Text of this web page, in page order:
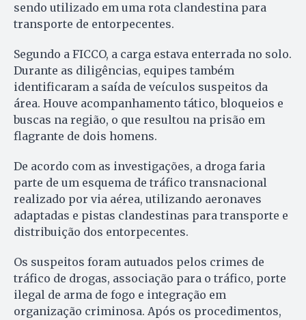
sendo utilizado em uma rota clandestina para
transporte de entorpecentes.
Segundo a FICCO, a carga estava enterrada no solo.
Durante as diligências, equipes também
identificaram a saída de veículos suspeitos da
área. Houve acompanhamento tático, bloqueios e
buscas na região, o que resultou na prisão em
flagrante de dois homens.
De acordo com as investigações, a droga faria
parte de um esquema de tráfico transnacional
realizado por via aérea, utilizando aeronaves
adaptadas e pistas clandestinas para transporte e
distribuição dos entorpecentes.
Os suspeitos foram autuados pelos crimes de
tráfico de drogas, associação para o tráfico, porte
ilegal de arma de fogo e integração em
organização criminosa. Após os procedimentos,